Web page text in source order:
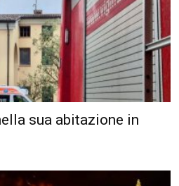
sua abitazione in